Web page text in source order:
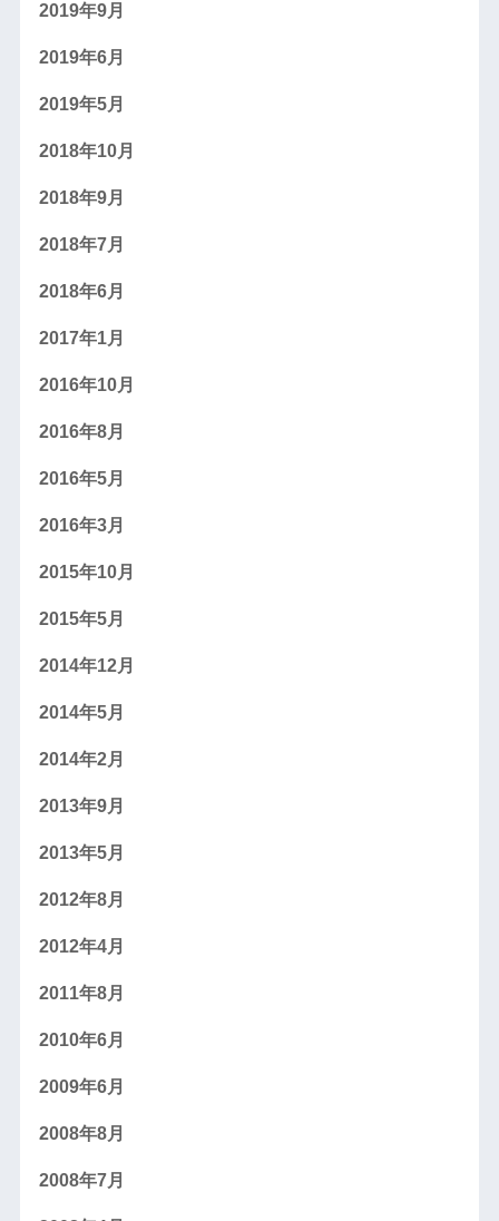
2019年9月
2019年6月
2019年5月
2018年10月
2018年9月
2018年7月
2018年6月
2017年1月
2016年10月
2016年8月
2016年5月
2016年3月
2015年10月
2015年5月
2014年12月
2014年5月
2014年2月
2013年9月
2013年5月
2012年8月
2012年4月
2011年8月
2010年6月
2009年6月
2008年8月
2008年7月